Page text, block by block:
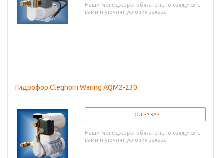
Наши менеджеры обязательно свяжутся с
вами и уточнят условия заказа
Гидрофор Cleghorn Waring AQM2-230
ПОД ЗАКАЗ
Наши менеджеры обязательно свяжутся с
вами и уточнят условия заказа